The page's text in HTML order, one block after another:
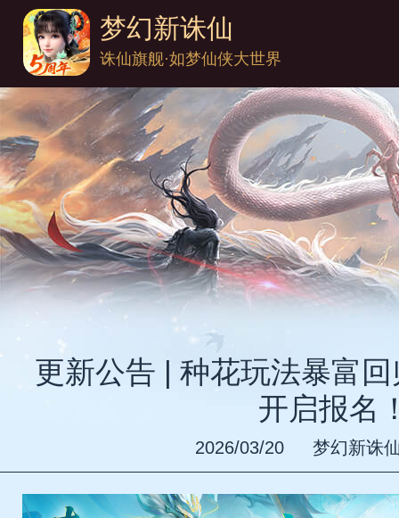
更新公告 | 种花玩法暴富
开启报名
2026/03/20 梦幻新诛
梦幻新诛仙
诛仙旗舰·如梦仙侠大世界